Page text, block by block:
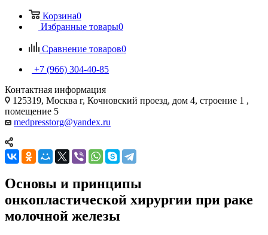
Корзина0
Избранные товары0
Сравнение товаров0
+7 (966) 304-40-85
Контактная информация
125319, Москва г, Кочновский проезд, дом 4, строение 1 ,
помещение 5
medpresstorg@yandex.ru
Основы и принципы
онкопластической хирургии при раке
молочной железы